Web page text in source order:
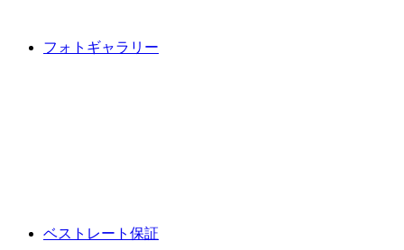
フォトギャラリー
ベストレート保証